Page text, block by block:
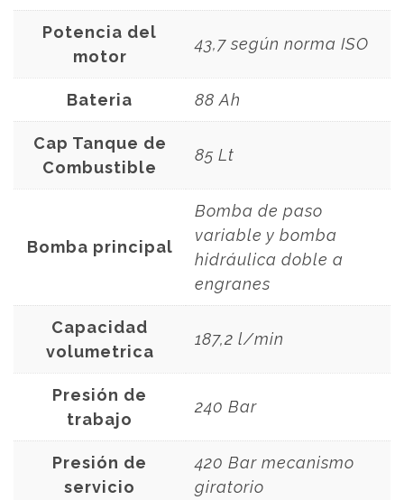
Potencia del
motor
43,7 según norma ISO
Bateria 88 Ah
Cap Tanque de
Combustible
85 Lt
Bomba principal
Bomba de paso
variable y bomba
hidráulica doble a
engranes
Capacidad
volumetrica
187,2 l/min
Presión de
trabajo
240 Bar
Presión de
servicio
420 Bar mecanismo
giratorio